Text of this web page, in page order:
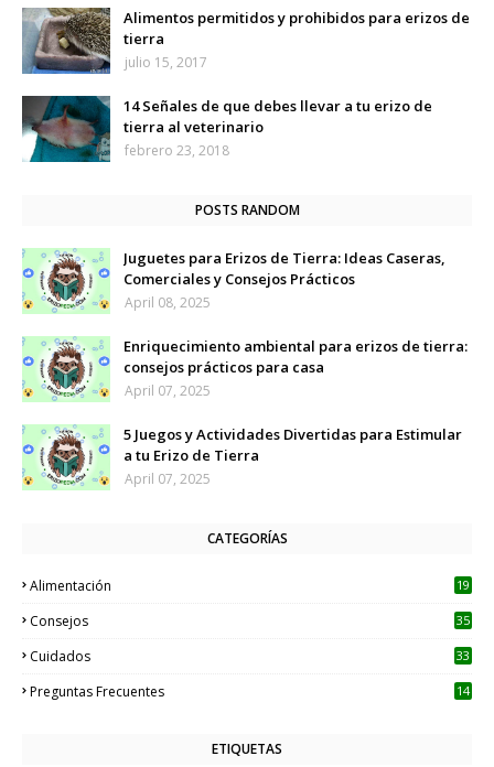
Alimentos permitidos y prohibidos para erizos de
tierra
julio 15, 2017
14 Señales de que debes llevar a tu erizo de
tierra al veterinario
febrero 23, 2018
POSTS RANDOM
Juguetes para Erizos de Tierra: Ideas Caseras,
Comerciales y Consejos Prácticos
April 08, 2025
Enriquecimiento ambiental para erizos de tierra:
consejos prácticos para casa
April 07, 2025
5 Juegos y Actividades Divertidas para Estimular
a tu Erizo de Tierra
April 07, 2025
CATEGORÍAS
Alimentación 19
Consejos 35
Cuidados 33
Preguntas Frecuentes 14
ETIQUETAS